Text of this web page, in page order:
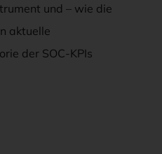
und – wie die
aktuelle
der SOC-KPIs